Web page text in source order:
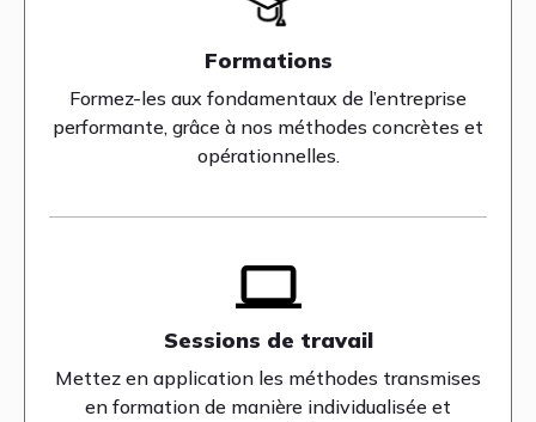
Formations
Formez-les aux fondamentaux de l’entreprise
performante, grâce à nos méthodes concrètes et
opérationnelles.
Sessions de travail
Mettez en application les méthodes transmises
en formation de manière individualisée et